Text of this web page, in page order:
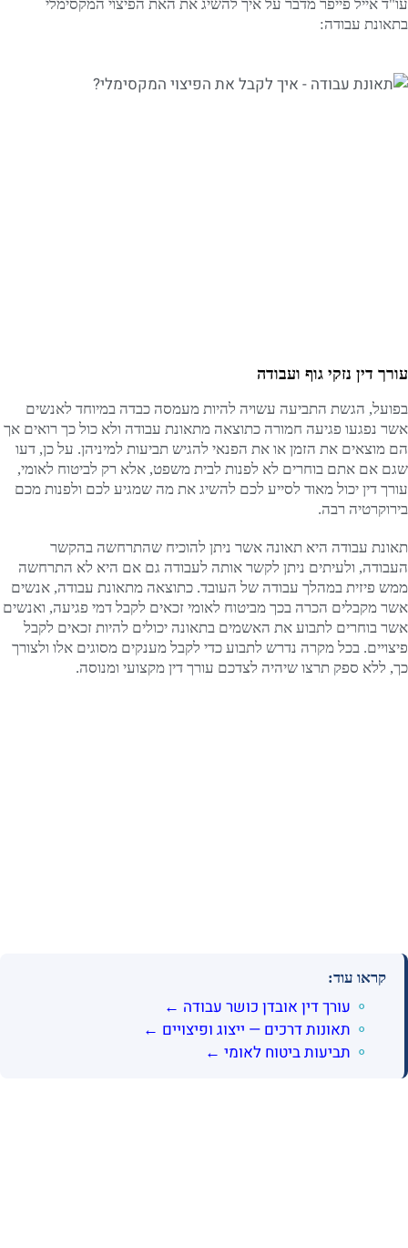
עו"ד אייל פייפר מדבר על איך להשיג את האת הפיצוי המקסימלי
בתאונת עבודה:
עורך דין נזקי גוף ועבודה
בפועל, הגשת התביעה עשויה להיות מעמסה כבדה במיוחד לאנשים
אשר נפגעו פגיעה חמורה כתוצאה מתאונת עבודה ולא כול כך רואים אך
הם מוצאים את הזמן או את הפנאי להגיש תביעות למיניהן. על כן, דעו
שגם אם אתם בוחרים לא לפנות לבית משפט, אלא רק לביטוח לאומי,
עורך דין יכול מאוד לסייע לכם להשיג את מה שמגיע לכם ולפנות מכם
בירוקרטיה רבה.
תאונת עבודה היא תאונה אשר ניתן להוכיח שהתרחשה בהקשר
העבודה, ולעיתים ניתן לקשר אותה לעבודה גם אם היא לא התרחשה
ממש פיזית במהלך עבודה של העובד. כתוצאה מתאונת עבודה, אנשים
אשר מקבלים הכרה בכך מביטוח לאומי זכאים לקבל דמי פגיעה, ואנשים
אשר בוחרים לתבוע את האשמים בתאונה יכולים להיות זכאים לקבל
פיצויים. בכל מקרה נדרש לתבוע כדי לקבל מענקים מסוגים אלו ולצורך
כך, ללא ספק תרצו שיהיה לצדכם עורך דין מקצועי ומנוסה.
קראו עוד:
עורך דין אובדן כושר עבודה ←
תאונות דרכים — ייצוג ופיצויים ←
תביעות ביטוח לאומי ←